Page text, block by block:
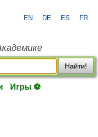
EN DE ES FR
Найти!
Игры ⚽